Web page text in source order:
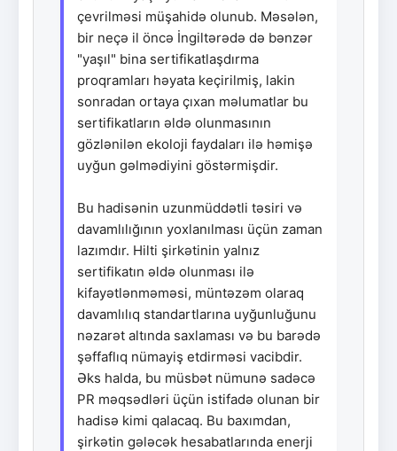
çevrilməsi müşahidə olunub. Məsələn,
bir neçə il öncə İngiltərədə də bənzər
"yaşıl" bina sertifikatlaşdırma
proqramları həyata keçirilmiş, lakin
sonradan ortaya çıxan məlumatlar bu
sertifikatların əldə olunmasının
gözlənilən ekoloji faydaları ilə həmişə
uyğun gəlmədiyini göstərmişdir.
Bu hadisənin uzunmüddətli təsiri və
davamlılığının yoxlanılması üçün zaman
lazımdır. Hilti şirkətinin yalnız
sertifikatın əldə olunması ilə
kifayətlənməməsi, müntəzəm olaraq
davamlılıq standartlarına uyğunluğunu
nəzarət altında saxlaması və bu barədə
şəffaflıq nümayiş etdirməsi vacibdir.
Əks halda, bu müsbət nümunə sadəcə
PR məqsədləri üçün istifadə olunan bir
hadisə kimi qalacaq. Bu baxımdan,
şirkətin gələcək hesabatlarında enerji